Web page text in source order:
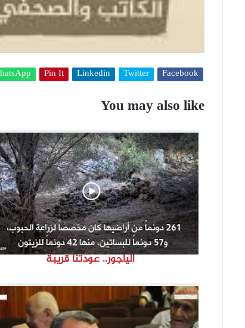
Facebook
Twitter
Linkedin
Pin It
You may also like
الياجور.. عودتنا قريبة